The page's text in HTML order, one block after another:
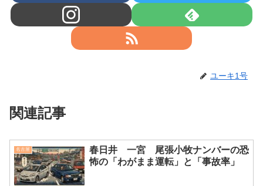
ユーキ1号
関連記事
名古屋
春日井 一宮 尾張小牧ナンバーの恐
怖の「わがまま運転」と「事故率」